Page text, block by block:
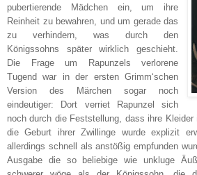
pubertierende Mädchen ein, um ihre
Reinheit zu bewahren, und um gerade das
zu verhindern, was durch den
Königssohns später wirklich geschieht.
Die Frage um Rapunzels verlorene
Tugend war in der ersten Grimm‘schen
Version des Märchen sogar noch
eindeutiger: Dort verriet Rapunzel sich
noch durch die Feststellung, dass ihre
die Geburt ihrer Zwillinge wurde explizit
allerdings schnell als anstößig empfunden
Ausgabe die so beliebige wie unkluge